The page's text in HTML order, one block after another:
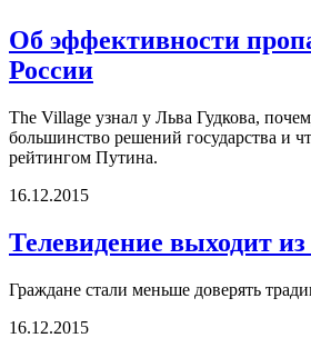
Об эффективности
России
The Village узнал у Льва Гудкова,
большинство решений государства и
рейтингом Путина.
16.12.2015
Телевидение выходит
Граждане стали меньше доверять
16.12.2015